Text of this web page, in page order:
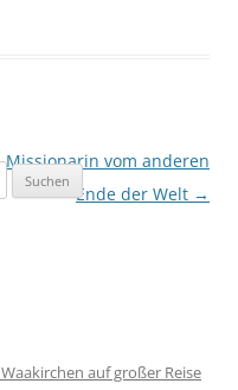
Missionarin vom anderen
Ende der Welt →
auf großer Reise